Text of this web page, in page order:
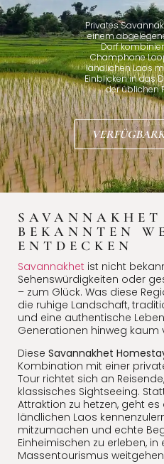
Privates
einem
Dorf
Champhone
ländlichen Laos
Einblicken in das
der üblichen
BEKANNTEN
ENTDECKEN
Savannakhet ist nicht
Sehenswürdigkeiten oder
– zum Glück. Was diese
die ruhige Landschaft,
und eine authentische
Generationen hinweg kaum
Diese Savannakhet
Kombination mit einer
Tour richtet sich an
klassisches Sightseeing.
Attraktion zu hetzen, geht
ländlichen Laos
mitzumachen und echte
Einheimischen zu erleben, in
Massentourismus